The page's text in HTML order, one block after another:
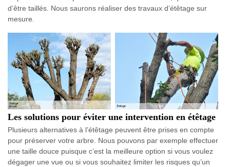
d’être taillés. Nous saurons réaliser des travaux d’étêtage sur
mesure.
Les solutions pour éviter une intervention en étêtage
Plusieurs alternatives à l’étêtage peuvent être prises en compte
pour préserver votre arbre. Nous pouvons par exemple effectuer
une taille douce puisque c’est la meilleure option si vous voulez
dégager une vue ou si vous souhaitez limiter les risques qu’un